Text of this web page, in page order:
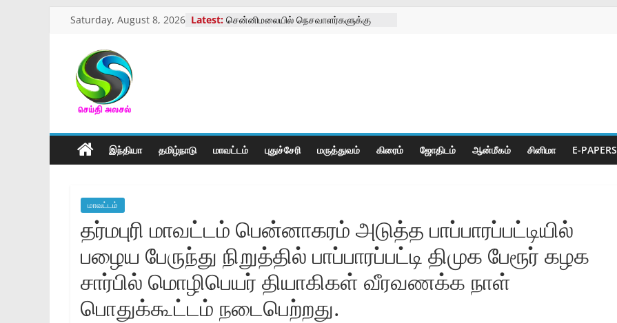
Saturday, August 8, 2026 Latest: சென்னிமலையில் நெசவாளர்களுக்கு
கோவையில் பாயண்ட் மீடியா சார்பாக
நடைபெற்ற கண்காட்சி
செய்திஅலசல்
l
Seidhialasal
Tamil
Online
NewsPaper
இந்தியா தமிழ்நாடு மாவட்டம் புதுச்சேரி மருத்துவம் கிரைம் ஜோ‌திட‌ம் ஆன்மீகம் சினிமா E-PAPERS
மாவட்டம்
தர்மபுரி மாவட்டம் பென்னாகரம் அடுத்த பாப்பாரப்பட்டியில்
பழைய பேருந்து நிறுத்தில் பாப்பாரப்பட்டி திமுக பேரூர் கழக
சார்பில் மொழிபெயர் தியாகிகள் வீரவணக்க நாள்
பொதுக்கூட்டம் நடைபெற்றது.